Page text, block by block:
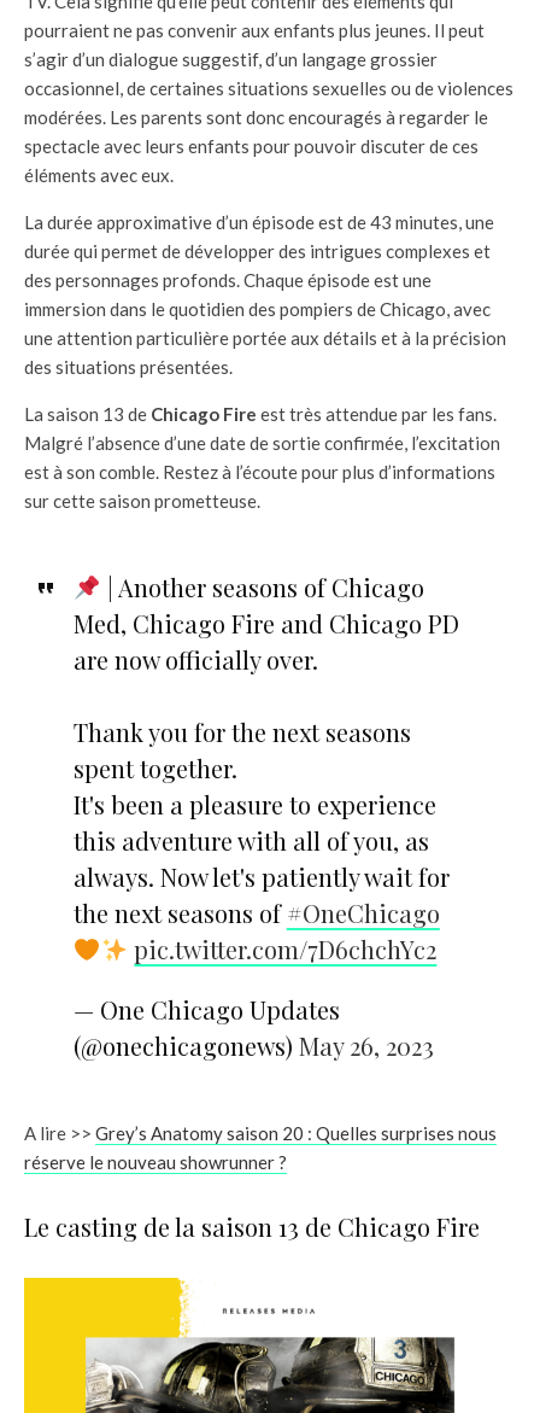
pourraient ne pas convenir aux enfants plus jeunes. Il peut
s’agir d’un dialogue suggestif, d’un langage grossier
occasionnel, de certaines situations sexuelles ou de violences
modérées. Les parents sont donc encouragés à regarder le
spectacle avec leurs enfants pour pouvoir discuter de ces
éléments avec eux.
La durée approximative d’un épisode est de 43 minutes, une
durée qui permet de développer des intrigues complexes et
des personnages profonds. Chaque épisode est une
immersion dans le quotidien des pompiers de Chicago, avec
une attention particulière portée aux détails et à la précision
des situations présentées.
La saison 13 de Chicago Fire est très attendue par les fans.
Malgré l’absence d’une date de sortie confirmée, l’excitation
est à son comble. Restez à l’écoute pour plus d’informations
sur cette saison prometteuse.
| Another seasons of Chicago
Med, Chicago Fire and Chicago PD
are now officially over.
Thank you for the next seasons
spent together.
It's been a pleasure to experience
this adventure with all of you, as
always. Now let's patiently wait for
the next seasons of#OneChicago
pic.twitter.com/7D6chchYc2
— One Chicago Updates
(@onechicagonews) May 26, 2023
A lire >> Grey’s Anatomy saison 20 : Quelles surprises nous
réserve le nouveau showrunner ?
Le casting de la saison 13 de Chicago Fire